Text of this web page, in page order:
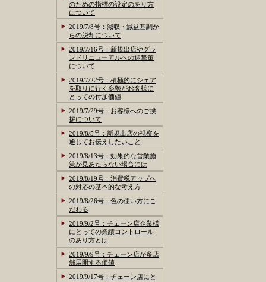
のための指標の設定のあり方
について
2019/7/8号：減収・減益基調か
らの脱却について
2019/7/16号：新規出店やグラ
ンドリニューアルへの迎撃策
について
2019/7/22号：積極的にシェア
を取りに行く姿勢がお客様に
とっての付加価値
2019/7/29号：お客様へのご挨
拶について
2019/8/5号：新規出店の視察を
通じてお伝えしたいこと
2019/8/13号：効果的な営業施
策が見あたらない場合には
2019/8/19号：消費税アップへ
の対応の基本的な考え方
2019/8/26号：色の使い方にこ
だわる
2019/9/2号：チェーン店企業様
にとっての業績コントロール
のあり方とは
2019/9/9号：チェーン店が多店
舗展開する価値
2019/9/17号：チェーン店にと